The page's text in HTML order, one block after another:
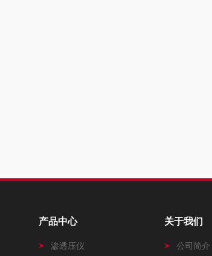
产品中心
渗透压仪
关于我们
公司简介